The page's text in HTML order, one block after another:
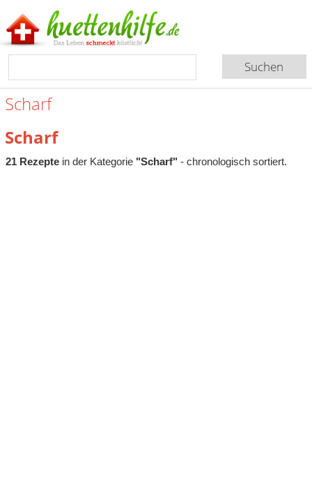
Scharf
Scharf
21 Rezeptein der Kategorie "Scharf" - chronologisch sortiert.